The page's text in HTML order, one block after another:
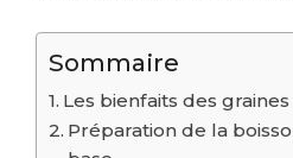
Sommaire
Les bienfaits des
Préparation de la